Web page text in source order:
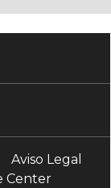
Aviso Legal
Center